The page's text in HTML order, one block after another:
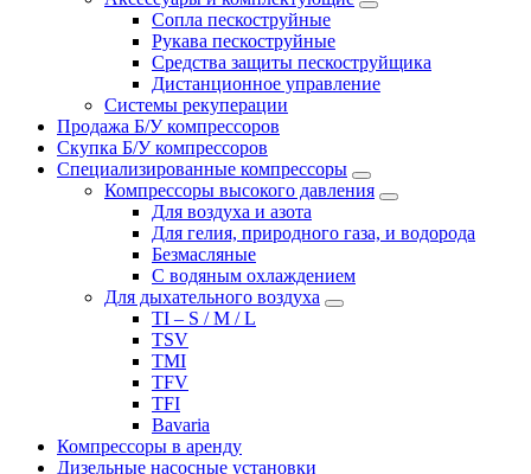
Сопла пескоструйные
Рукава пескоструйные
Средства защиты пескоструйщика
Дистанционное управление
Системы рекуперации
Продажа Б/У компрессоров
Скупка Б/У компрессоров
Специализированные компрессоры
Компрессоры высокого давления
Для воздуха и азота
Для гелия, природного газа, и водорода
Безмасляные
С водяным охлаждением
Для дыхательного воздуха
TI – S / M / L
TSV
TMI
TFV
TFI
Bavaria
Компрессоры в аренду
Дизельные насосные установки